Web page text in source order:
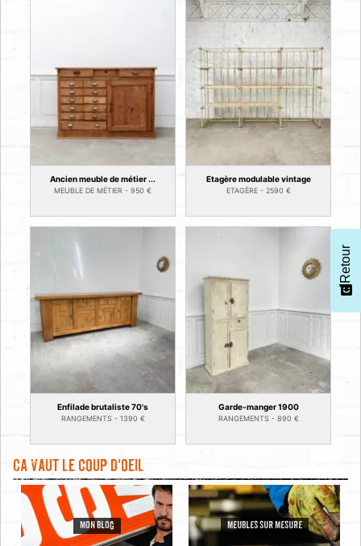
Ancien meuble de métier ...
MEUBLE DE MÉTIER - 950 €
Etagère modulable vintage
ETAGÈRE - 2590 €
Enfilade brutaliste 70's
RANGEMENTS - 1390 €
Garde-manger 1900
RANGEMENTS - 890 €
Ca vaut le coup d'oeil
MON BLOG MEUBLES SUR MESURE
Retour